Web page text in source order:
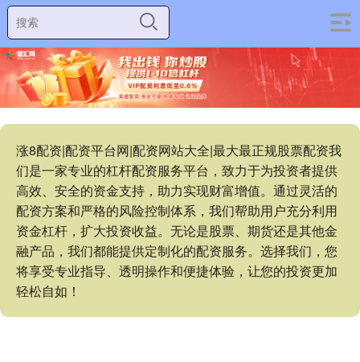
涨8配资|配资平台网|配资网站大全|最大最正规股票配资我
们是一家专业的杠杆配资服务平台，致力于为投资者提供
高效、安全的资金支持，助力实现财富增值。通过灵活的
配资方案和严格的风险控制体系，我们帮助用户充分利用
资金杠杆，扩大投资收益。无论是股票、期货还是其他金
融产品，我们都能提供定制化的配资服务。选择我们，您
将享受专业指导、透明操作和便捷体验，让您的投资更加
轻松自如！